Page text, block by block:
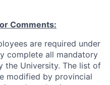
Comments:
are required under
complete all mandatory
the University. The list of
modified by provincial